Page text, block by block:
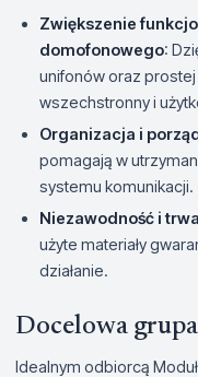
Zwiększenie
domofonowego:
unifonów oraz
wszechstronny i
Organizacja i
pomagają w
systemu komunikacji.
Niezawodność i
użyte materiały
działanie.
Docelowa
Idealnym odbiorcą